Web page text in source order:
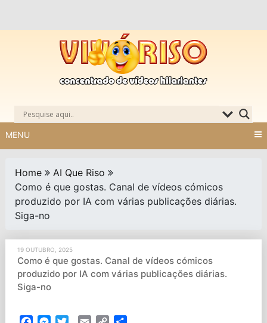
MENU
Home
AI Que Riso
Como é que gostas. Canal de vídeos cómicos
produzido por IA com várias publicações diárias.
Siga-no
19 OUTUBRO, 2025
Como é que gostas. Canal de vídeos cómicos
produzido por IA com várias publicações diárias.
Siga-no